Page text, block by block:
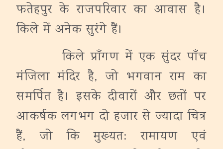
फतेहपुर के राजपरिवार का आवास है।
किले में अनेक सुरंगे हैं।
किले प्राँगण में एक सुंदर पाँच
मंजिला मंदिर है, जो भगवान राम का
समर्पित है। इसके दीवारों और छतों पर
आकर्षक लगभग दो हजार से ज्‍यादा चित्र
हैं, जो कि मुख्‍यत: रामायण एवं